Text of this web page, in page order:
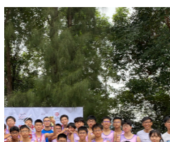
Previous